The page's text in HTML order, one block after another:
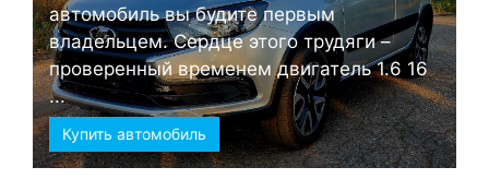
автомобиль вы будите первым
владельцем. Сердце этого трудяги –
проверенный временем двигатель 1.6 16
...
Купить автомобиль